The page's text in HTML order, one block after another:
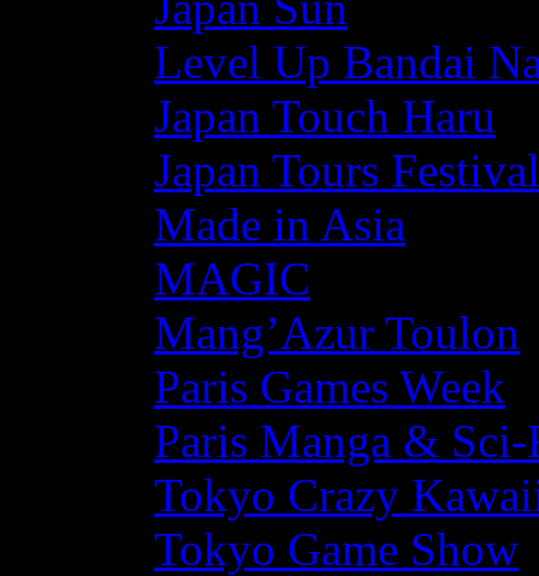
Level Up Bandai
Japan Touch Haru
Japan Tours Festival
Made in Asia
MAGIC
Mang’Azur Toulon
Paris Games Week
Paris Manga &
Tokyo Crazy
Tokyo Game Show